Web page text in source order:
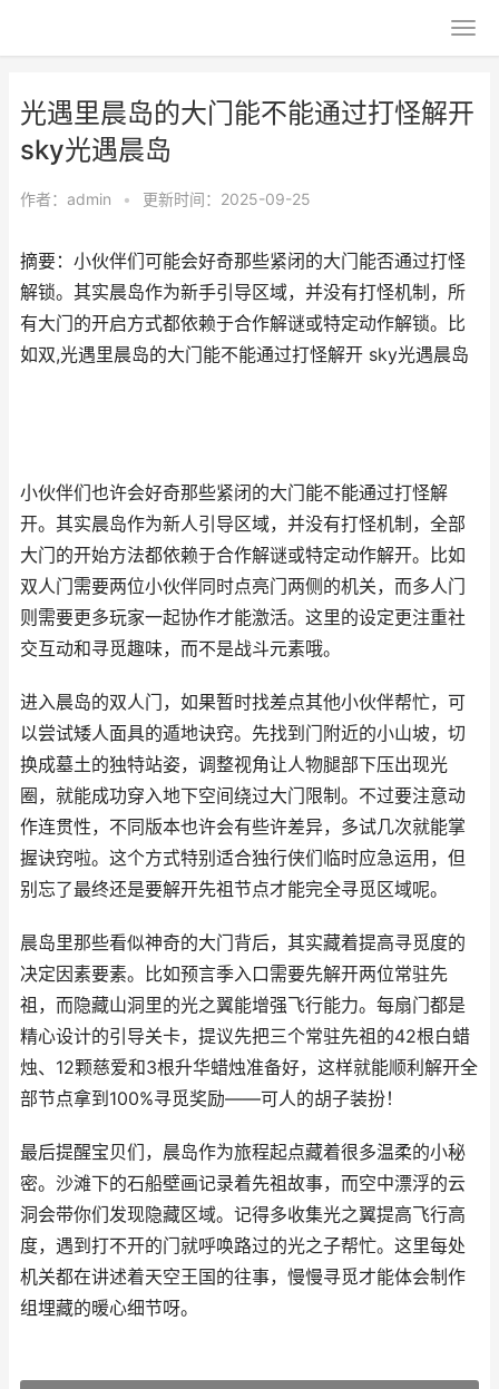
光遇里晨岛的大门能不能通过打怪解开
sky光遇晨岛
作者： admin • 更新时间：2025-09-25
摘要：小伙伴们可能会好奇那些紧闭的大门能否通过打怪
解锁。其实晨岛作为新手引导区域，并没有打怪机制，所
有大门的开启方式都依赖于合作解谜或特定动作解锁。比
如双,光遇里晨岛的大门能不能通过打怪解开 sky光遇晨岛
小伙伴们也许会好奇那些紧闭的大门能不能通过打怪解
开。其实晨岛作为新人引导区域，并没有打怪机制，全部
大门的开始方法都依赖于合作解谜或特定动作解开。比如
双人门需要两位小伙伴同时点亮门两侧的机关，而多人门
则需要更多玩家一起协作才能激活。这里的设定更注重社
交互动和寻觅趣味，而不是战斗元素哦。
进入晨岛的双人门，如果暂时找差点其他小伙伴帮忙，可
以尝试矮人面具的遁地诀窍。先找到门附近的小山坡，切
换成墓土的独特站姿，调整视角让人物腿部下压出现光
圈，就能成功穿入地下空间绕过大门限制。不过要注意动
作连贯性，不同版本也许会有些许差异，多试几次就能掌
握诀窍啦。这个方式特别适合独行侠们临时应急运用，但
别忘了最终还是要解开先祖节点才能完全寻觅区域呢。
晨岛里那些看似神奇的大门背后，其实藏着提高寻觅度的
决定因素要素。比如预言季入口需要先解开两位常驻先
祖，而隐藏山洞里的光之翼能增强飞行能力。每扇门都是
精心设计的引导关卡，提议先把三个常驻先祖的42根白蜡
烛、12颗慈爱和3根升华蜡烛准备好，这样就能顺利解开全
部节点拿到100%寻觅奖励——可人的胡子装扮！
最后提醒宝贝们，晨岛作为旅程起点藏着很多温柔的小秘
密。沙滩下的石船壁画记录着先祖故事，而空中漂浮的云
洞会带你们发现隐藏区域。记得多收集光之翼提高飞行高
度，遇到打不开的门就呼唤路过的光之子帮忙。这里每处
机关都在讲述着天空王国的往事，慢慢寻觅才能体会制作
组埋藏的暖心细节呀。